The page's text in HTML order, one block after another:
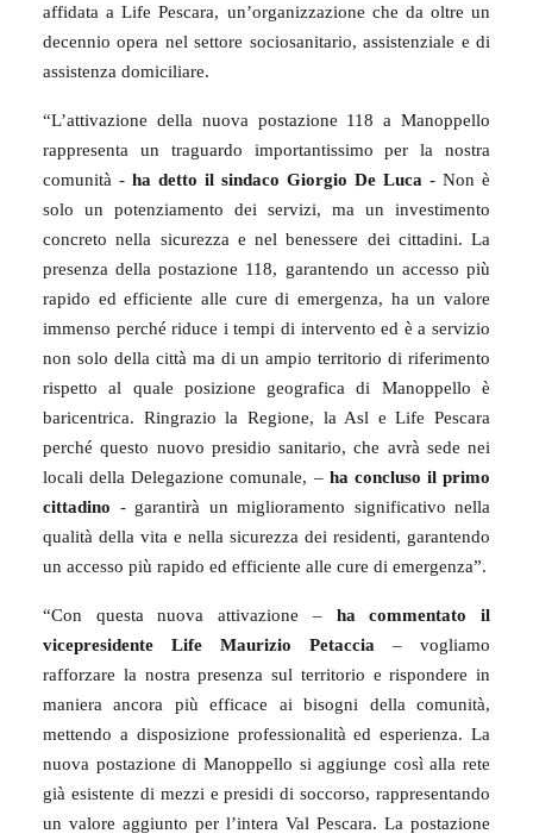
affidata a Life Pescara, un’organizzazione che da oltre un
decennio opera nel settore sociosanitario, assistenziale e di
assistenza domiciliare.
“L’attivazione della nuova postazione 118 a Manoppello
rappresenta un traguardo importantissimo per la nostra
comunità - ha detto il sindaco Giorgio De Luca - Non è
solo un potenziamento dei servizi, ma un investimento
concreto nella sicurezza e nel benessere dei cittadini. La
presenza della postazione 118, garantendo un accesso più
rapido ed efficiente alle cure di emergenza, ha un valore
immenso perché riduce i tempi di intervento ed è a servizio
non solo della città ma di un ampio territorio di riferimento
rispetto al quale posizione geografica di Manoppello è
baricentrica. Ringrazio la Regione, la Asl e Life Pescara
perché questo nuovo presidio sanitario, che avrà sede nei
locali della Delegazione comunale, – ha concluso il primo
cittadino - garantirà un miglioramento significativo nella
qualità della vita e nella sicurezza dei residenti, garantendo
un accesso più rapido ed efficiente alle cure di emergenza”.
“Con questa nuova attivazione – ha commentato il
vicepresidente Life Maurizio Petaccia – vogliamo
rafforzare la nostra presenza sul territorio e rispondere in
maniera ancora più efficace ai bisogni della comunità,
mettendo a disposizione professionalità ed esperienza. La
nuova postazione di Manoppello si aggiunge così alla rete
già esistente di mezzi e presidi di soccorso, rappresentando
un valore aggiunto per l’intera Val Pescara. La postazione